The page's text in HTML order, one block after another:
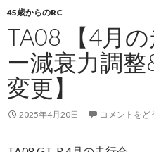
45歳からのRC
TA08 【4月
ー減衰力調
変更】
2025年4月20日 コメントをど